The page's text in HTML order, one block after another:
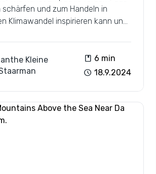
und zum Handeln in
Klimawandel inspirieren kann und
und neu zu gestalten.
Kleine
book 6 min
schedule 18.9.2024